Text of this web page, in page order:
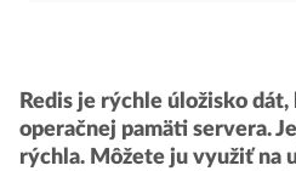
Redis je rýchle úložisko
operačnej pamäti servera.
rýchla. Môžete ju využiť na